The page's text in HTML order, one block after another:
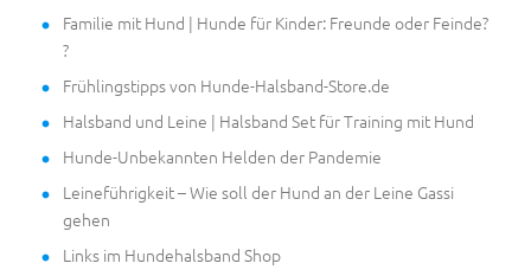
Familie mit Hund | Hunde für Kinder: Freunde oder Feinde?
?
Frühlingstipps von Hunde-Halsband-Store.de
Halsband und Leine | Halsband Set für Training mit Hund
Hunde-Unbekannten Helden der Pandemie
Leineführigkeit – Wie soll der Hund an der Leine Gassi
gehen
Links im Hundehalsband Shop